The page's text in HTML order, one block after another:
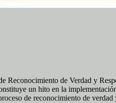
Reconocimiento de Verdad y
un hito en la
de reconocimiento de